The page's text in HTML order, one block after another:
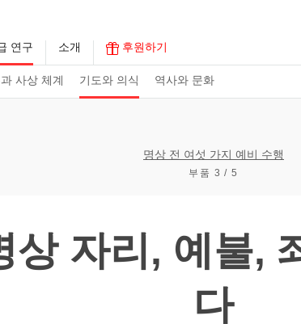
연구
사상 체계 기도와 의식 역사와 문화
소개 후원하기
명상 전 여섯 가지 예비 수행
부품 3 / 5
상 자리, 예불,
다